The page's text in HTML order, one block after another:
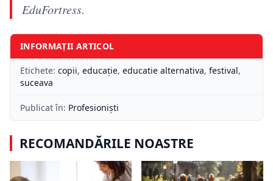
EduFortress.
INFORMAȚII ARTICOL
Etichete: copii, educație, educatie alternativa, festival,
suceava
Publicat în: Profesioniști
RECOMANDĂRILE NOASTRE